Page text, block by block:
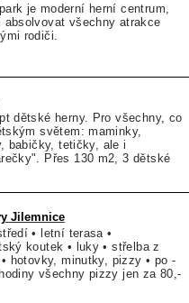
je moderní herní centrum,
absolvovat všechny atrakce
rodiči.
dětské herny. Pro všechny, co
světem: maminky,
babičky, tetičky, ale i
Přes 130 m2, 3 dětské
Jilemnice
• letní terasa •
koutek • luky • střelba z
hotovky, minutky, pizzy • po -
všechny pizzy jen za 80,-